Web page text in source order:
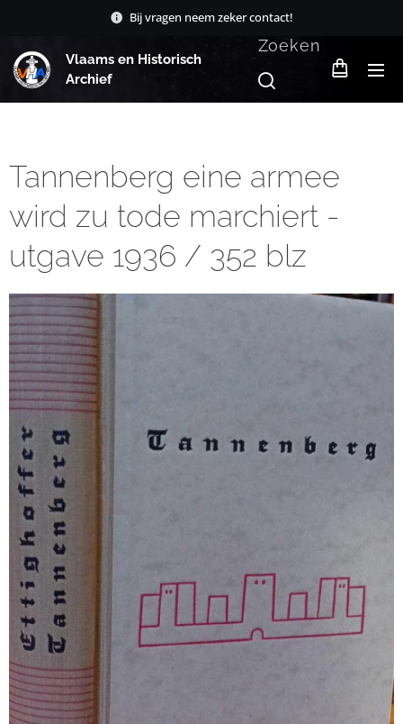
Bij vragen neem zeker contact!
Vlaams en Historisch
Archief
Zoeken
Tannenberg eine armee
wird zu tode marchiert -
utgave 1936 / 352 blz